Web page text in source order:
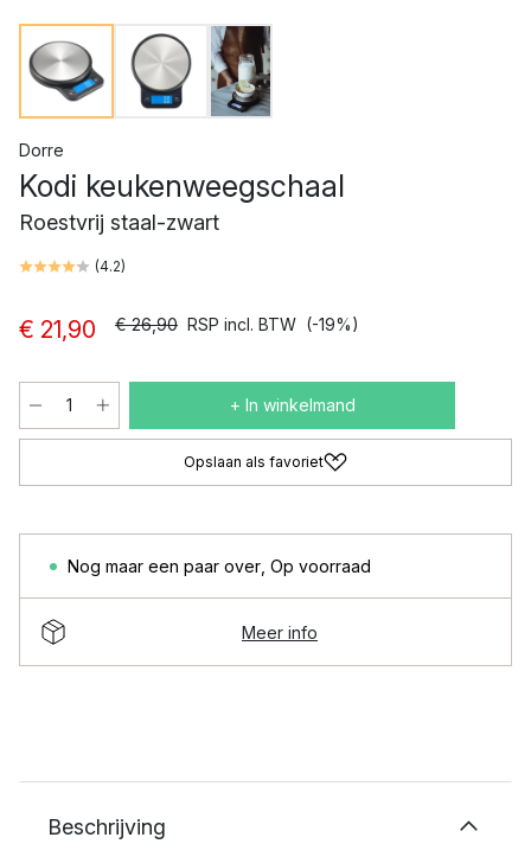
Dorre
Kodi keukenweegschaal
Roestvrij staal-zwart
(4.2)
€ 21,90 € 26,90 RSP incl. BTW (-19%)
+ In winkelmand
Opslaan als favoriet
Nog maar een paar over Op voorraad
Meer info
Beschrijving